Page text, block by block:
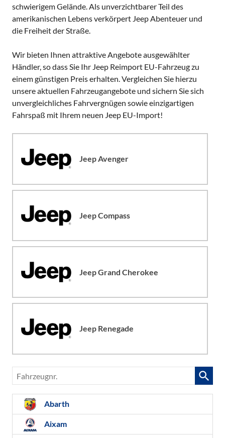
schwierigem Gelände. Als unverzichtbarer Teil des
amerikanischen Lebens verkörpert Jeep Abenteuer und
die Freiheit der Straße.
Wir bieten Ihnen attraktive Angebote ausgewählter
Händler, so dass Sie Ihr Jeep Reimport EU-Fahrzeug zu
einem günstigen Preis erhalten. Vergleichen Sie hierzu
unsere aktuellen Fahrzeugangebote und sichern Sie sich
unvergleichliches Fahrvergnügen sowie einzigartigen
Fahrspaß mit Ihrem neuen Jeep EU-Import!
Jeep Avenger
Jeep Compass
Jeep Grand Cherokee
Jeep Renegade
Fahrzeugnr.
Abarth
Aixam